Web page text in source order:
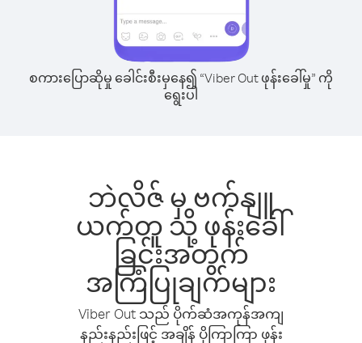
စကားပြောဆိုမှု ခေါင်းစီးမှနေ၍ “Viber Out ဖုန်းခေါ်မှု” ကို
ရွေးပါ
ဘဲလိဇ် မှ ဗက်နျူ
ယက်တူ သို့ ဖုန်းခေါ်
ခြင်းအတွက်
အကြံပြုချက်များ
Viber Out သည် ပိုက်ဆံအကုန်အကျ
နည်းနည်းဖြင့် အချိန် ပိုကြာကြာ ဖုန်း